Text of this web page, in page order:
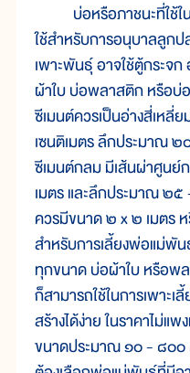
บ่อหรือภาชนะที่ใช้ใน
ใช้สำหรับการอนุบาลลูก
เพาะพันธุ์ อาจใช้ตู้กระจ
ผ้าใบ บ่อพลาสติก หรือบ่
ซีเมนต์ควรเป็นอ่างสี่เหลี่
เซนติเมตร ลึกประมาณ
ซีเมนต์กลม มีเส้นผ่าศูน
เมตร และลึกประมาณ ๒
ควรมีขนาด ๒ x ๒ เมตร
สำหรับการเลี้ยงพ่อแม่พัน
ทุกขนาด บ่อผ้าใบ หรือพ
ก็สามารถใช้ในการเพาะเ
สร้างได้ง่าย ในราคาไม่
ขนาดประมาณ ๑๐ - ๘๐๐